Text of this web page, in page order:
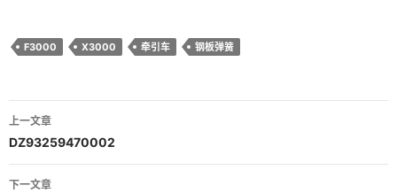
F3000 X3000 牵引车 钢板弹簧
文
章
导
上一文章
DZ93259470002
下一文章